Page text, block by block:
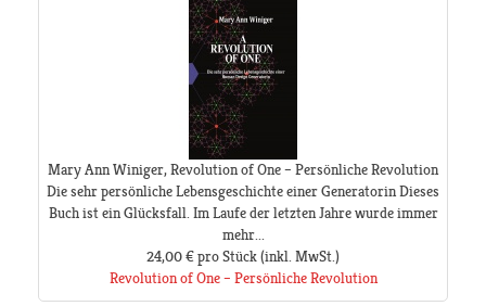
Mary Ann Winiger, Revolution of One – Persönliche Revolution
Die sehr persönliche Lebensgeschichte einer Generatorin Dieses
Buch ist ein Glücksfall. Im Laufe der letzten Jahre wurde immer
mehr...
24,00 €pro Stück(inkl. MwSt.)
Revolution of One – Persönliche Revolution